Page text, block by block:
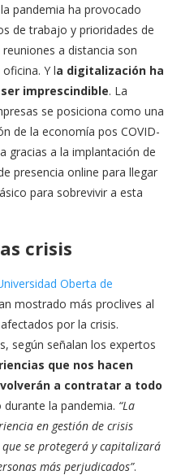
pandemia ha provocado
de trabajo y prioridades de
a distancia son
Y la digitalización ha
imprescindible. La
se posiciona como una
de la economía pos COVID-
gracias a la implantación de
presencia online para llegar
para sobrevivir a esta
crisis
Oberta de
mostrado más proclives al
por la crisis.
según señalan los expertos
que nos hacen
a contratar a todo
la pandemia. “La
en gestión de crisis
se protegerá y capitalizará
más perjudicados”.